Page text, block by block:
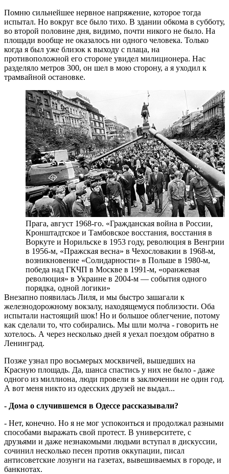
Помню сильнейшее нервное напряжение, которое тогда
испытал. Но вокруг все было тихо. В здании обкома в субботу,
во второй половине дня, видимо, почти никого не было. На
площади вообще не оказалось ни одного человека. Только
когда я был уже близок к выходу с плаца, на
противоположной его стороне увидел милиционера. Нас
разделяло метров 300, он шел в мою сторону, а я уходил к
трамвайной остановке.
Прага, август 1968-го. «Гражданская война в России,
Кронштадтское и Тамбовское восстания, восстания в
Воркуте и Норильске в 1953 году, революция в Венгрии
в 1956-м, «Пражская весна» в Чехословакии в 1968-м,
возникновение «Солидарности» в Польше в 1980-м,
победа над ГКЧП в Москве в 1991-м, «оранжевая
революция» в Украине в 2004-м — события одного
порядка, одной логики»
Внезапно появилась Лиля, и мы быстро зашагали к
железнодорожному вокзалу, находящемуся поблизости. Оба
испытали настоящий шок! Но и большое облегчение, потому
как сделали то, что собирались. Мы шли молча - говорить не
хотелось. А через несколько дней я уехал поездом обратно в
Ленинград.
Позже узнал про восьмерых москвичей, вышедших на
Красную площадь. Да, шанса спастись у них не было - даже
одного из миллиона, люди провели в заключении не один год.
А вот меня никто из одесских друзей не выдал...
- Дома о случившемся в Одессе рас­сказывали?
- Нет, конечно. Но я не мог успокоиться и продолжал разными
способами выражать свой протест. В университете, с
друзьями и даже незнакомыми людьми вступал в дискуссии,
сочинил несколько песен против оккупации, писал
антисоветские лозунги на газетах, вывешиваемых в городе, и
банкнотах.